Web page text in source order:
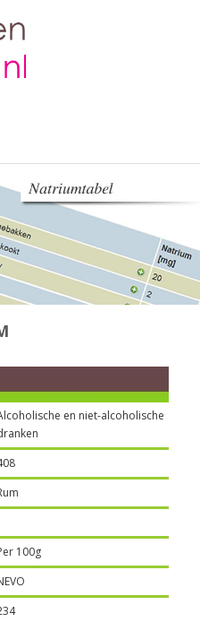
en niet-alcoholische
100g